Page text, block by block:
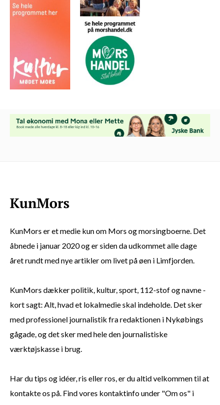
KunMors er et medie kun om Mors og morsingboerne. Det
åbnede i januar 2020 og er siden da udkommet alle dage
året rundt med nye artikler om livet på øen i Limfjorden.
KunMors dækker politik, kultur, sport, 112-stof og navne -
kort sagt: Alt, hvad et lokalmedie skal indeholde. Det sker
med professionel journalistik fra redaktionen i Nykøbings
gågade, og det sker med hele den journalistiske
værktøjskasse i brug.
Har du tips og idéer, ris eller ros, er du altid velkommen til at
kontakte os på. Find vores kontaktinfo under "Om os" i